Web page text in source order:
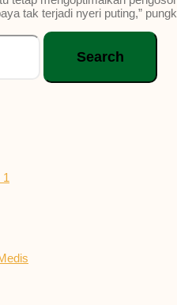
tak terjadi nyeri puting,”
Search
1